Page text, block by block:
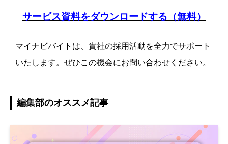
サービス資料をダウンロードする（無料）
マイナビバイトは、貴社の採用活動を全力でサポート
いたします。ぜひこの機会にお問い合わせください。
編集部のオススメ記事